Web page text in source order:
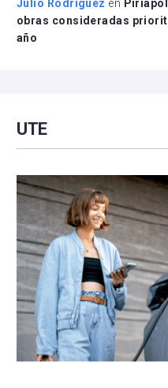
Julio Rodríguez en
obras consideradas
año
UTE